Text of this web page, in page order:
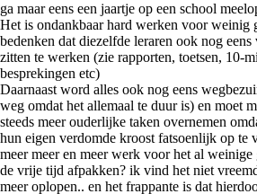
ga maar eens een jaartje op een school
Het is ondankbaar hard werken voor weinig
bedenken dat diezelfde leraren ook nog
zitten te werken (zie rapporten, toetsen, 10-
besprekingen etc)
Daarnaast word alles ook nog eens
weg omdat het allemaal te duur is) en moet
steeds meer ouderlijke taken overnemen
hun eigen verdomde kroost fatsoenlijk op te
meer meer en meer werk voor het al
de vrije tijd afpakken? ik vind het niet
meer oplopen.. en het frappante is dat